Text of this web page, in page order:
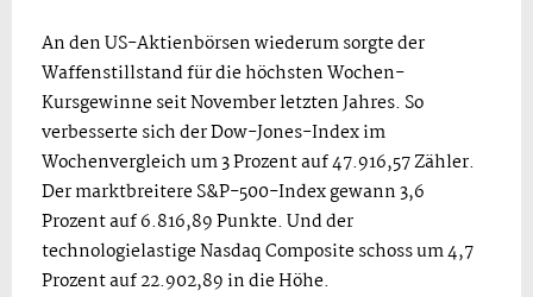
An den US-Aktienbörsen wiederum sorgte der
Waffenstillstand für die höchsten Wochen-
Kursgewinne seit November letzten Jahres. So
verbesserte sich der Dow-Jones-Index im
Wochenvergleich um 3 Prozent auf 47.916,57 Zähler.
Der marktbreitere S&P-500-Index gewann 3,6
Prozent auf 6.816,89 Punkte. Und der
technologielastige Nasdaq Composite schoss um 4,7
Prozent auf 22.902,89 in die Höhe.